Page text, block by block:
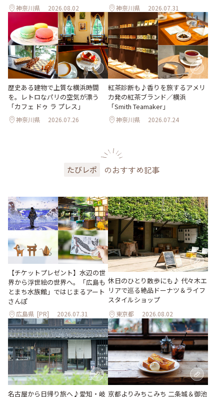
神奈川県 2026.08.02 神奈川県 2026.07.31
歴史ある建物で上質な横浜時間
を。レトロなパリの空気が漂う
「カフェ ドゥ ラ プレス」
神奈川県 2026.07.26
紅茶診断も♪香りを旅するアメリ
カ発の紅茶ブランド／横浜
「Smith Teamaker」
神奈川県 2026.07.24
たびレポ のおすすめ記事
【チケットプレゼント】水辺の世
界から浮世絵の世界へ。「広島も
とまち水族館」ではじまるアート
さんぽ
広島県 [PR] 2026.07.31
休日のひとり散歩にも♪ 代々木エ
リアで巡る絶品ドーナツ＆ライフ
スタイルショップ
東京都 2026.08.02
名古屋から日帰り旅へ♪愛知・岐 京都よりみちこみち 二条城＆御池